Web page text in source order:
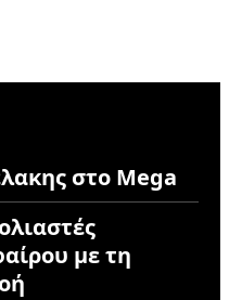
στο Mega
με τη